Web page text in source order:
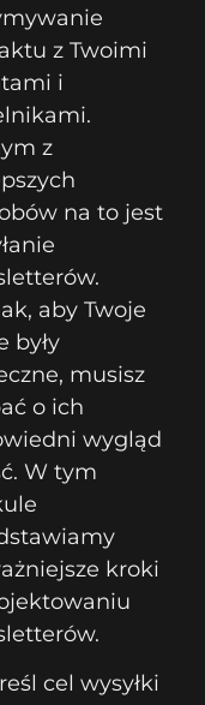
z Twoimi
i
z
na to jest
aby Twoje
były
musisz
o ich
wygląd
W tym
kroki
cel wysyłki